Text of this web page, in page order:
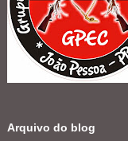
Arquivo do blog